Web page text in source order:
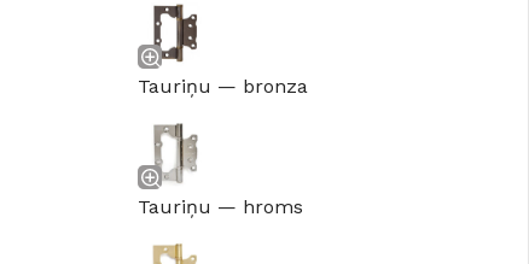
Tauriņu — bronza
Tauriņu — hroms